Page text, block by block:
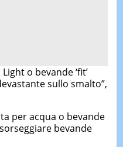
o bevande ‘fit’
sullo smalto”,
per acqua o bevande
bevande